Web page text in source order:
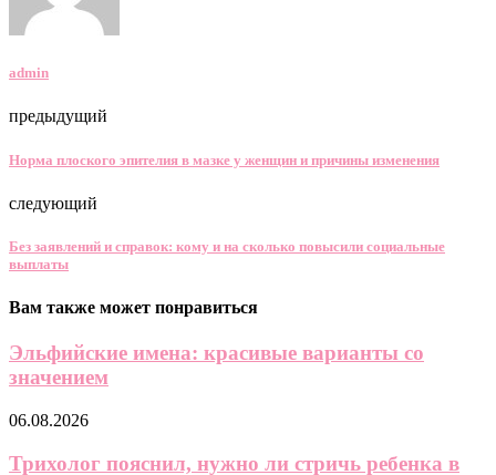
Именно на эти показатели ориентируются неонатологи,
осматривая детей сразу после рождения. Здоровые
доношенные младенцы, как правило, сразу помещаются
дополнительной медицинской помощи.
0 комментариев
admin
предыдущий
Норма плоского эпителия в мазке у женщин и причины изменения